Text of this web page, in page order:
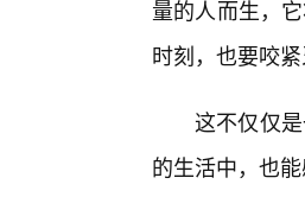
量的人而生，
时刻，也要咬
这不仅仅
的生活中，也